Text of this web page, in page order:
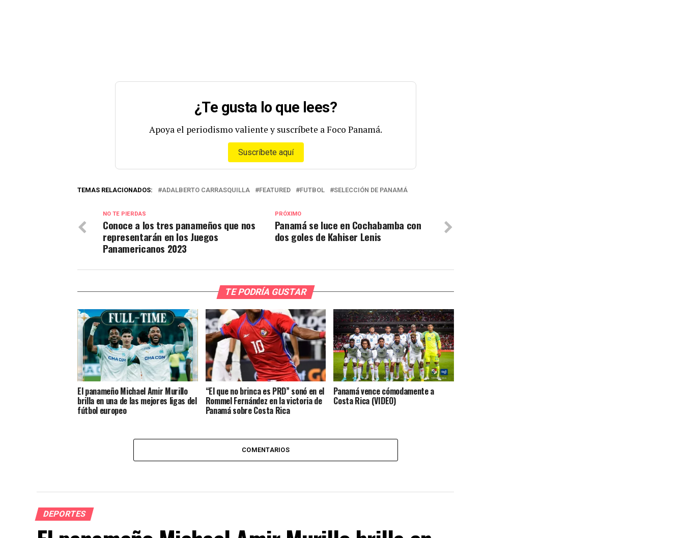
¿Te gusta lo que lees?
Apoya el periodismo valiente y suscríbete a Foco Panamá.
Suscríbete aquí
TEMAS RELACIONADOS: ADALBERTO CARRASQUILLA FEATURED FUTBOL SELECCIÓN DE PANAMÁ
PRÓXIMO
Panamá se luce en Cochabamba con
dos goles de Kahiser Lenis
NO TE PIERDAS
Conoce a los tres panameños que nos
representarán en los Juegos
Panamericanos 2023
TE PODRÍA GUSTAR
El panameño Michael Amir Murillo
brilla en una de las mejores ligas del
fútbol europeo
“El que no brinca es PRD” sonó en el
Rommel Fernández en la victoria de
Panamá sobre Costa Rica
Panamá vence cómodamente a
Costa Rica (VIDEO)
COMENTARIOS
DEPORTES